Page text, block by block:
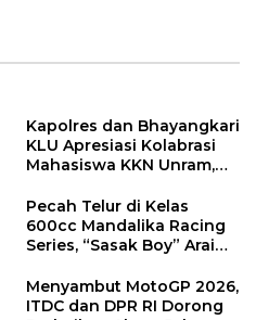
Kapolres dan Bhayangkari
KLU Apresiasi Kolabrasi
Mahasiswa KKN Unram,
Sampah Jadi Rupiah
Pecah Telur di Kelas
600cc Mandalika Racing
Series, “Sasak Boy” Arai
Kemenangan
Menyambut MotoGP 2026,
ITDC dan DPR RI Dorong